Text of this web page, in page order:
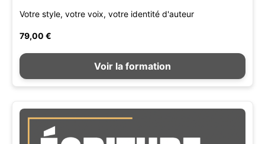
Votre style, votre voix, votre identité d'auteur
79,00 €
Voir la formation